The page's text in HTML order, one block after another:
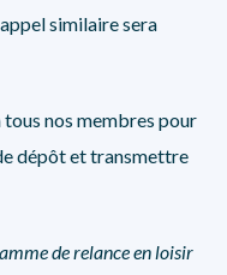
similaire sera
nos membres pour
dépôt et transmettre
de relance en loisir